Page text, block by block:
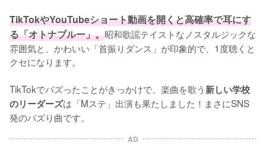
TikTokやYouTubeショート動画を開くと高確率で耳にす
る「オトナブルー」。昭和歌謡テイストなノスタルジックな
雰囲気と、かわいい「首振りダンス」が印象的で、1度聴くと
クセになります。
TikTokでバズったことがきっかけで、楽曲を歌う新しい学校
のリーダーズは「Mステ」出演も果たしました！まさにSNS
発のバズり曲です。
AD